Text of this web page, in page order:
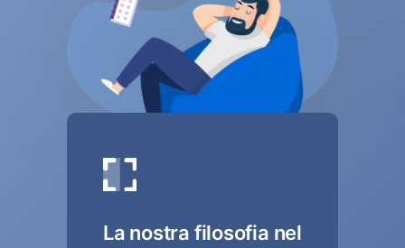
La nostra filosofia nel